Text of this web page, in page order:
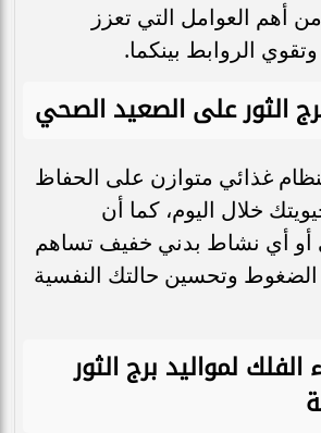
من أهم العوامل التي تعزز
الروابط بينكما.
الثور على الصعيد الصحي
غذائي متوازن على الحفاظ
خلال اليوم، كما أن
أي نشاط بدني خفيف تساهم
وتحسين حالتك النفسية
لمواليد برج الثور